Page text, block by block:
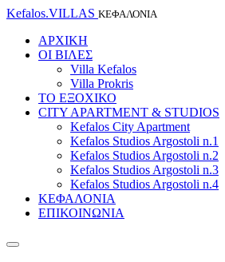
Kefalos.VILLAS ΚΕΦΑΛΟΝΙΑ
ΑΡΧΙΚΗ
ΟΙ ΒΙΛΕΣ
Villa Kefalos
Villa Prokris
ΤΟ ΕΞΟΧΙΚΟ
CITY APARTMENT & STUDIOS
Kefalos City Apartment
Kefalos Studios Argostoli n.1
Kefalos Studios Argostoli n.2
Kefalos Studios Argostoli n.3
Kefalos Studios Argostoli n.4
ΚΕΦΑΛΟΝΙΑ
ΕΠΙΚΟΙΝΩΝΙΑ